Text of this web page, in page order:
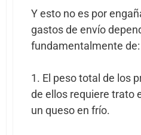
Y esto no es por
gastos de envío
fundamentalmente de:
1. El peso total de los
de ellos requiere trato
un queso en frío.